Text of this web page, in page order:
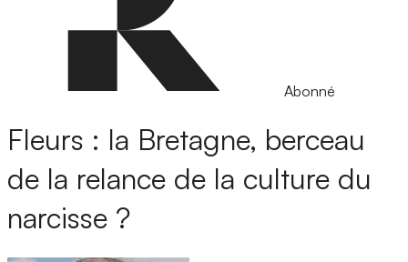
Abonné
Fleurs : la Bretagne, berceau
de la relance de la culture du
narcisse ?